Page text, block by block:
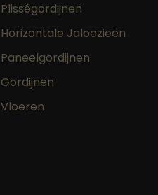
Plisségordijnen
Horizontale Jaloezieën
Paneelgordijnen
Gordijnen
Vloeren